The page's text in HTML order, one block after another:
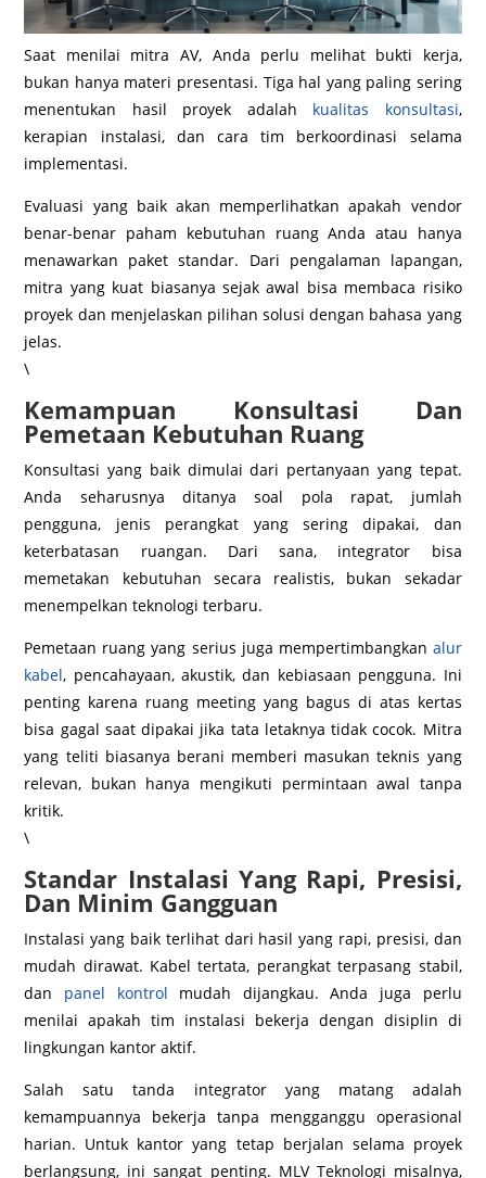
Saat menilai mitra AV, Anda perlu melihat bukti kerja,
bukan hanya materi presentasi. Tiga hal yang paling sering
menentukan hasil proyek adalah kualitas konsultasi,
kerapian instalasi, dan cara tim berkoordinasi selama
implementasi.
Evaluasi yang baik akan memperlihatkan apakah vendor
benar-benar paham kebutuhan ruang Anda atau hanya
menawarkan paket standar. Dari pengalaman lapangan,
mitra yang kuat biasanya sejak awal bisa membaca risiko
proyek dan menjelaskan pilihan solusi dengan bahasa yang
jelas.
\
Kemampuan Konsultasi Dan
Pemetaan Kebutuhan Ruang
Konsultasi yang baik dimulai dari pertanyaan yang tepat.
Anda seharusnya ditanya soal pola rapat, jumlah
pengguna, jenis perangkat yang sering dipakai, dan
keterbatasan ruangan. Dari sana, integrator bisa
memetakan kebutuhan secara realistis, bukan sekadar
menempelkan teknologi terbaru.
Pemetaan ruang yang serius juga mempertimbangkan alur
kabel, pencahayaan, akustik, dan kebiasaan pengguna. Ini
penting karena ruang meeting yang bagus di atas kertas
bisa gagal saat dipakai jika tata letaknya tidak cocok. Mitra
yang teliti biasanya berani memberi masukan teknis yang
relevan, bukan hanya mengikuti permintaan awal tanpa
kritik.
\
Standar Instalasi Yang Rapi, Presisi,
Dan Minim Gangguan
Instalasi yang baik terlihat dari hasil yang rapi, presisi, dan
mudah dirawat. Kabel tertata, perangkat terpasang stabil,
dan panel kontrol mudah dijangkau. Anda juga perlu
menilai apakah tim instalasi bekerja dengan disiplin di
lingkungan kantor aktif.
Salah satu tanda integrator yang matang adalah
kemampuannya bekerja tanpa mengganggu operasional
harian. Untuk kantor yang tetap berjalan selama proyek
berlangsung, ini sangat penting. MLV Teknologi misalnya,